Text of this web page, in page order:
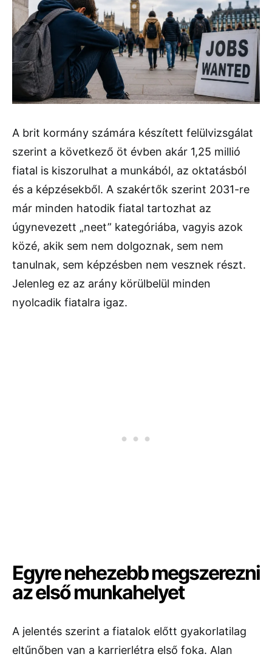
A brit kormány számára készített felülvizsgálat
szerint a következő öt évben akár 1,25 millió
fiatal is kiszorulhat a munkából, az oktatásból
és a képzésekből. A szakértők szerint 2031-re
már minden hatodik fiatal tartozhat az
úgynevezett „neet” kategóriába, vagyis azok
közé, akik sem nem dolgoznak, sem nem
tanulnak, sem képzésben nem vesznek részt.
Jelenleg ez az arány körülbelül minden
nyolcadik fiatalra igaz.
Egyre nehezebb megszerezni
az első munkahelyet
A jelentés szerint a fiatalok előtt gyakorlatilag
eltűnőben van a karrierlétra első foka. Alan